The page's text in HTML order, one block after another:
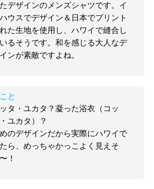
デザインのメンズシャツです。イ
ウスでデザイン＆日本でプリント
た生地を使用し、ハワイで縫合し
るそうです。和を感じる大人なデ
ンが素敵ですよね。
と
タ・ユカタ？凝った浴衣（コッ
ユカタ）？
のデザインだから実際にハワイで
ら、めっちゃかっこよく見えそ
！